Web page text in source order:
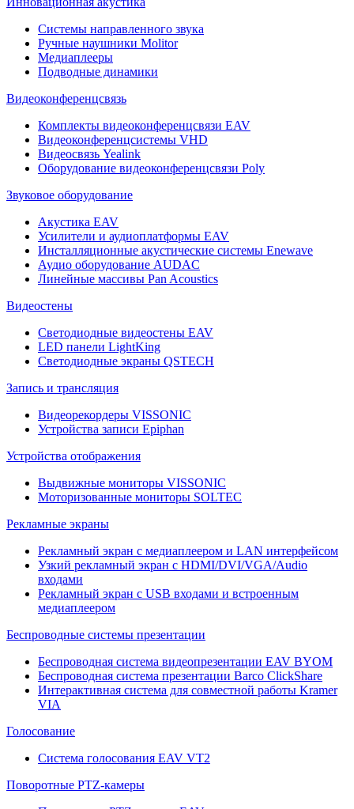
Системы направленного звука
Ручные наушники Molitor
Медиаплееры
Подводные динамики
Видеоконференцсвязь
Комплекты видеоконференцсвязи EAV
Видеоконференцсистемы VHD
Видеосвязь Yealink
Оборудование видеоконференцсвязи Poly
Звуковое оборудование
Акустика EAV
Усилители и аудиоплатформы EAV
Инсталляционные акустические системы Enewave
Аудио оборудование AUDAC
Линейные массивы Pan Acoustics
Видеостены
Светодиодные видеостены EAV
LED панели LightKing
Светодиодные экраны QSTECH
Запись и трансляция
Видеорекордеры VISSONIC
Устройства записи Epiphan
Устройства отображения
Выдвижные мониторы VISSONIC
Моторизованные мониторы SOLTEC
Рекламные экраны
Рекламный экран с медиаплеером и LAN интерфейсом
Узкий рекламный экран с HDMI/DVI/VGA/Audio
входами
Рекламный экран с USB входами и встроенным
медиаплеером
Беспроводные системы презентации
Беспроводная система видеопрезентации EAV BYOM
Беспроводная система презентации Barco ClickShare
Интерактивная система для совместной работы Kramer
VIA
Голосование
Система голосования EAV VT2
Поворотные PTZ-камеры